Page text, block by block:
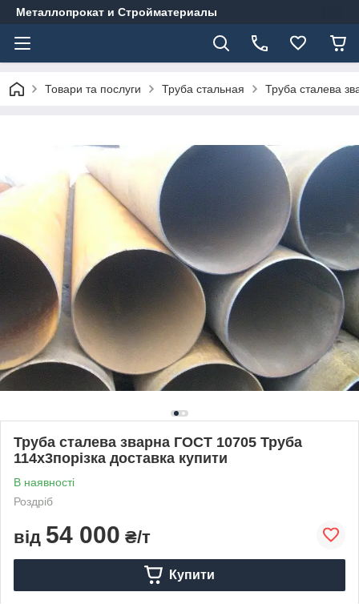
Металлопрокат и Стройматериалы
Товари та послуги Труба стальная Труба сталева
Труба сталева зварна ГОСТ 10705 Труба
114х3порізка доставка купити
В наявності
Роздріб
від 54 000 ₴/т
Купити